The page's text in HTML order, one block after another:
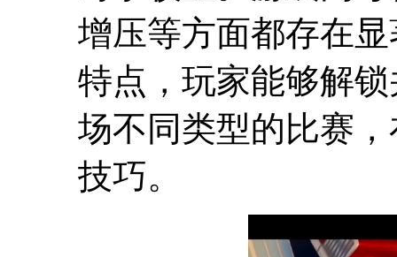
增压等方面都存在
特点，玩家能够解
场不同类型的比赛
技巧。